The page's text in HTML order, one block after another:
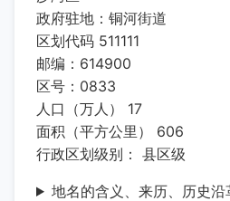
政府驻地：铜河街道
区划代码 511111
邮编：614900
区号：0833
人口（万人） 17
面积（平方公里） 606
行政区划级别： 县区级
地名的含义、来历、历史